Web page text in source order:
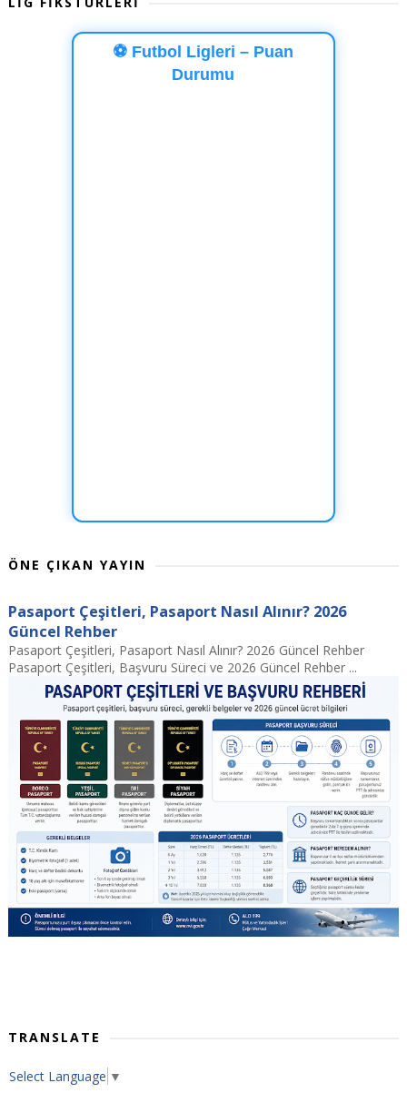
⚽ Futbol Ligleri – Puan
Durumu
ÖNE ÇIKAN YAYIN
Pasaport Çeşitleri, Pasaport Nasıl Alınır? 2026
Güncel Rehber
Pasaport Çeşitleri, Pasaport Nasıl Alınır? 2026 Güncel Rehber
Pasaport Çeşitleri, Başvuru Süreci ve 2026 Güncel Rehber ...
TRANSLATE
Select Language ▼